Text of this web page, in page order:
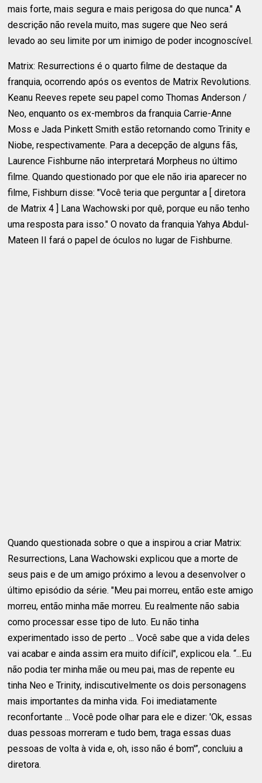
mais forte, mais segura e mais perigosa do que nunca." A
descrição não revela muito, mas sugere que Neo será
levado ao seu limite por um inimigo de poder incognoscível.
Matrix: Resurrections é o quarto filme de destaque da
franquia, ocorrendo após os eventos de Matrix Revolutions.
Keanu Reeves repete seu papel como Thomas Anderson /
Neo, enquanto os ex-membros da franquia Carrie-Anne
Moss e Jada Pinkett Smith estão retornando como Trinity e
Niobe, respectivamente. Para a decepção de alguns fãs,
Laurence Fishburne não interpretará Morpheus no último
filme. Quando questionado por que ele não iria aparecer no
filme, Fishburn disse: "Você teria que perguntar a [ diretora
de Matrix 4 ] Lana Wachowski por quê, porque eu não tenho
uma resposta para isso." O novato da franquia Yahya Abdul-
Mateen II fará o papel de óculos no lugar de Fishburne.
Quando questionada sobre o que a inspirou a criar Matrix:
Resurrections, Lana Wachowski explicou que a morte de
seus pais e de um amigo próximo a levou a desenvolver o
último episódio da série. "Meu pai morreu, então este amigo
morreu, então minha mãe morreu. Eu realmente não sabia
como processar esse tipo de luto. Eu não tinha
experimentado isso de perto ... Você sabe que a vida deles
vai acabar e ainda assim era muito difícil", explicou ela. “...Eu
não podia ter minha mãe ou meu pai, mas de repente eu
tinha Neo e Trinity, indiscutivelmente os dois personagens
mais importantes da minha vida. Foi imediatamente
reconfortante ... Você pode olhar para ele e dizer: 'Ok, essas
duas pessoas morreram e tudo bem, traga essas duas
pessoas de volta à vida e, oh, isso não é bom'”, concluiu a
diretora.